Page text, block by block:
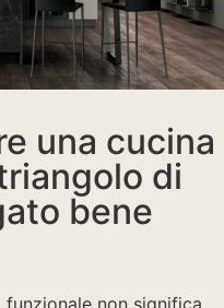
una cucina
di
bene
funzionale non significa